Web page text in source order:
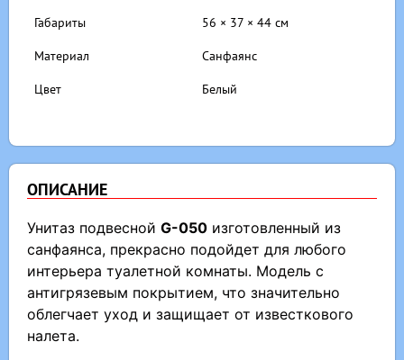
Габариты 56 × 37 × 44 см
Материал Санфаянс
Цвет Белый
ОПИСАНИЕ
Унитаз подвесной G-050 изготовленный из
санфаянса, прекрасно подойдет для любого
интерьера туалетной комнаты. Модель с
антигрязевым покрытием, что значительно
облегчает уход и защищает от известкового
налета.